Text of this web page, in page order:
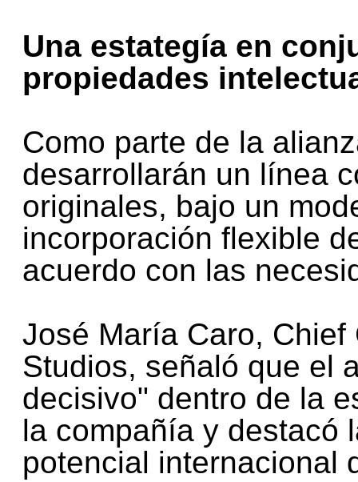
Una estategía en
propiedades
Como parte de la
desarrollarán un línea
originales, bajo un
incorporación flexible
acuerdo con las
José María Caro,
Studios, señaló que el
decisivo" dentro de la
la compañía y destacó
potencial internacional